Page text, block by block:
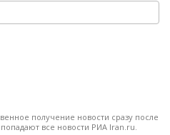
получение новости сразу после
все новости РИА Iran.ru.